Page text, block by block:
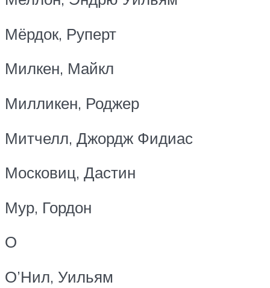
Мёрдок, Руперт
Милкен, Майкл
Милликен, Роджер
Митчелл, Джордж Фидиас
Московиц, Дастин
Мур, Гордон
О
О’Нил, Уильям